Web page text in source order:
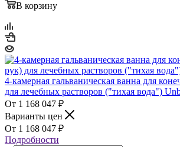
В корзину
4-камерная гальваническая ванна для
для лечебных растворов ("тихая вода")
1 168 047 ₽
Варианты цен
1 168 047 ₽
Подробности